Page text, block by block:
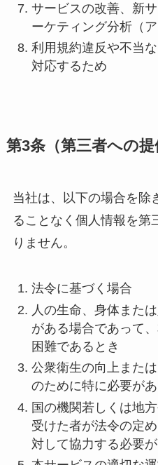
サービスの改善、新
ーケティング分析（
利用規約違反や不当
対応するため
第3条（第三者への提
当社は、以下の場合を除
ることなく個人情報を第
りません。
法令に基づく場合
人の生命、身体また
がある場合であって
困難であるとき
公衆衛生の向上また
のために特に必要が
国の機関若しくは地
受けた者が法令の定
対して協力する必要